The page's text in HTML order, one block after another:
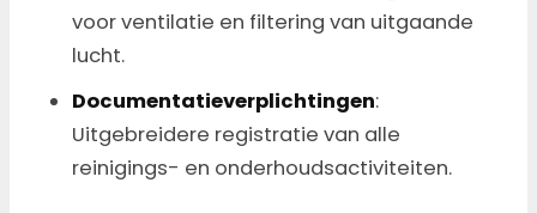
voor ventilatie en filtering van uitgaande
lucht.
Documentatieverplichtingen:
Uitgebreidere registratie van alle
reinigings- en onderhoudsactiviteiten.